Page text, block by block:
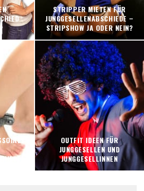
STRIPPER MIETEN FÜR
JUNGGESELLENABSCHIEDE –
STRIPSHOW JA ODER NEIN?
OUTFIT IDEEN FÜR
JUNGGESELLEN UND
JUNGGESELLINNEN